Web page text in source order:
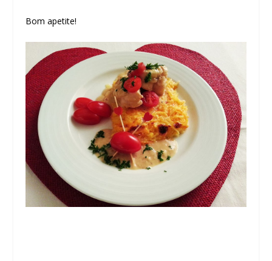
Bom apetite!